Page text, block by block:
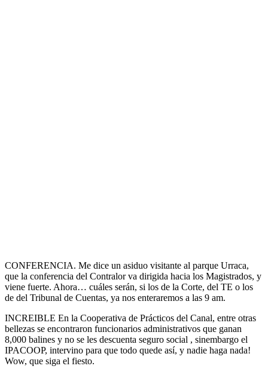
CONFERENCIA. Me dice un asiduo visitante al parque Urraca,
que la conferencia del Contralor va dirigida hacia los Magistrados, y
viene fuerte. Ahora… cuáles serán, si los de la Corte, del TE o los
de del Tribunal de Cuentas, ya nos enteraremos a las 9 am.
INCREIBLE En la Cooperativa de Prácticos del Canal, entre otras
bellezas se encontraron funcionarios administrativos que ganan
8,000 balines y no se les descuenta seguro social , sinembargo el
IPACOOP, intervino para que todo quede así, y nadie haga nada!
Wow, que siga el fiesto.